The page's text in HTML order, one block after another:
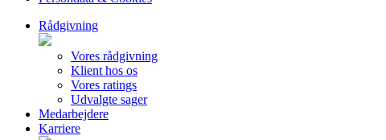
Rådgivning
Vores rådgivning
Klient hos os
Vores ratings
Udvalgte sager
Medarbejdere
Karriere